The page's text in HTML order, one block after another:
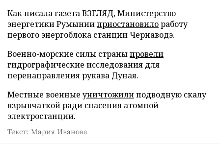
Как писала газета ВЗГЛЯД, Министерство
энергетики Румынииприостановилоработу
первого энергоблока станции Чернаводэ.
Военно-морские силы страныпровели
гидрографические исследования для
перенаправления рукава Дуная.
Местные военные уничтожилиподводную скалу
взрывчаткой ради спасения атомной
электростанции.
Текст: Мария Иванова